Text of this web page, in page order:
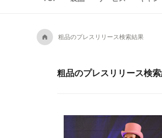
A 粗品のプレスリリース検索結果
粗品のプレスリリース検